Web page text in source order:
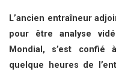
L’ancien entraîneur
pour être analyse
Mondial, s’est confié
quelque heures de